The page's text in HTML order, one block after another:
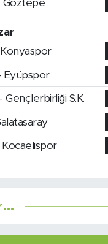
Göztepe
Eyüpspor
S.K.